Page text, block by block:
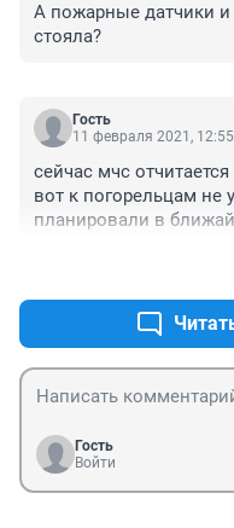
А пожарные датчики и
стояла?
Гость
11 февраля 2021, 12:55
сейчас мчс
вот к погорельцам не
планировали в
Гость
Войти